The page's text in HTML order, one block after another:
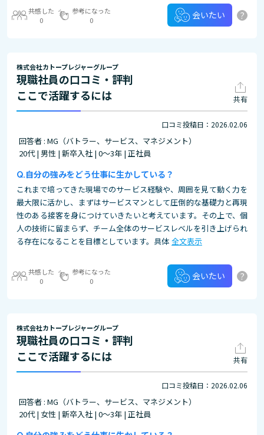
共感した
0
参考になった
0
会いたい ?
株式会社カトープレジャーグループ
現職社員の口コミ・評判
ここで活躍するには
共有
口コミ投稿日：2026.02.06
回答者 : MG（バトラー、サービス、マネジメント）
20代 | 男性 | 新卒入社 | 0～3年 | 正社員
自分の強みをどう仕事に生かしている？
これまで培ってきた現場でのサービス経験や、周囲を見て動く力を
最大限に活かし、まずはサービスマンとして圧倒的な基礎力と再現
性のある接客を身につけていきたいと考えています。その上で、個
人の技術に留まらず、チーム全体のサービスレベルを引き上げられ
る存在になることを目標としています。具体 全文表示
共感した
0
参考になった
0
会いたい ?
株式会社カトープレジャーグループ
現職社員の口コミ・評判
ここで活躍するには
共有
口コミ投稿日：2026.02.06
回答者 : MG（バトラー、サービス、マネジメント）
20代 | 女性 | 新卒入社 | 0～3年 | 正社員